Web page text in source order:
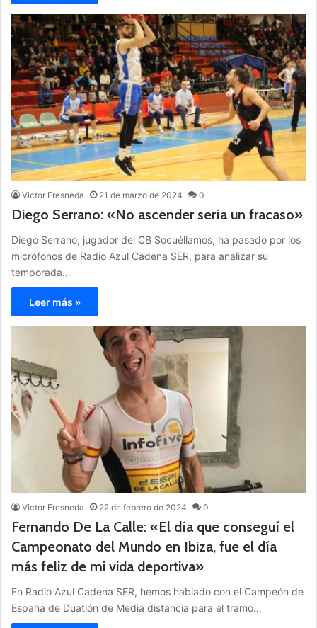
Victor Fresneda 21 de marzo de 2024 0
Diego Serrano: «No ascender sería un fracaso»
Diego Serrano, jugador del CB Socuéllamos, ha pasado por los
micrófonos de Radio Azul Cadena SER, para analizar su
temporada…
Leer más »
Victor Fresneda 22 de febrero de 2024 0
Fernando De La Calle: «El día que conseguí el
Campeonato del Mundo en Ibiza, fue el día
más feliz de mi vida deportiva»
En Radio Azul Cadena SER, hemos hablado con el Campeón de
España de Duatlón de Media distancia para el tramo…